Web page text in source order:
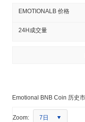
EMOTIONALB 价格
24H成交量
Emotional BNB Coin 历史
Zoom: 7日